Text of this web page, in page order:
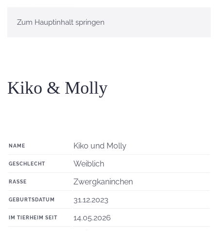
Zum Hauptinhalt springen
Kiko & Molly
NAME Kiko und Molly
GESCHLECHT Weiblich
RASSE Zwergkaninchen
GEBURTSDATUM 31.12.2023
IM TIERHEIM SEIT 14.05.2026